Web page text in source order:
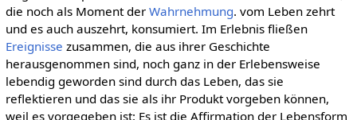
die noch als Moment der Wahrnehmung. vom Leben zehrt
und es auch auszehrt, konsumiert. Im Erlebnis fließen
Ereignisse zusammen, die aus ihrer Geschichte
herausgenommen sind, noch ganz in der Erlebensweise
lebendig geworden sind durch das Leben, das sie
reflektieren und das sie als ihr Produkt vorgeben können,
weil es vorgegeben ist: Es ist die Affirmation der Lebensform